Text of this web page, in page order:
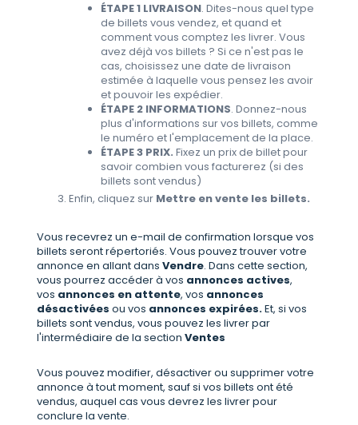
ÉTAPE 1 LIVRAISON. Dites-nous quel type
de billets vous vendez, et quand et
comment vous comptez les livrer. Vous
avez déjà vos billets ? Si ce n'est pas le
cas, choisissez une date de livraison
estimée à laquelle vous pensez les avoir
et pouvoir les expédier.
ÉTAPE 2 INFORMATIONS. Donnez-nous
plus d'informations sur vos billets, comme
le numéro et l'emplacement de la place.
ÉTAPE 3 PRIX. Fixez un prix de billet pour
savoir combien vous facturerez (si des
billets sont vendus)
Enfin, cliquez sur Mettre en vente les billets.
Vous recevrez un e-mail de confirmation lorsque vos
billets seront répertoriés. Vous pouvez trouver votre
annonce en allant dans Vendre. Dans cette section,
vous pourrez accéder à vos annonces actives,
vos annonces en attente, vos annonces
désactivées ou vos annonces expirées.Et, si vos
billets sont vendus, vous pouvez les livrer par
l'intermédiaire de la section Ventes
Vous pouvez modifier, désactiver ou supprimer votre
annonce à tout moment, sauf si vos billets ont été
vendus, auquel cas vous devrez les livrer pour
conclure la vente.